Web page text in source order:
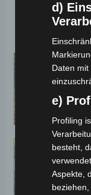
https://
d)
Daten
e)
Profiling
besteht,
Aspekte,